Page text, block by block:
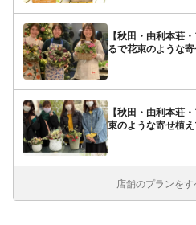
【秋田・由利本荘
るで花束のような
【秋田・由利本荘
束のような寄せ植
店舗のプランを